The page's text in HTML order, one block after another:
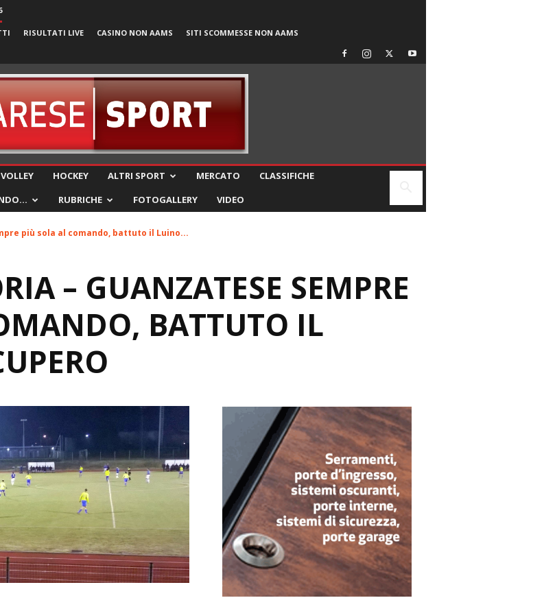
RISULTATI LIVE CASINO NON AAMS SITI SCOMMESSE NON AAMS
HOCKEY ALTRI SPORT MERCATO
CLASSIFICHE
RUBRICHE FOTOGALLERY VIDEO
più sola al comando, battuto il Luino...
– GUANZATESE SEMPRE
BATTUTO IL